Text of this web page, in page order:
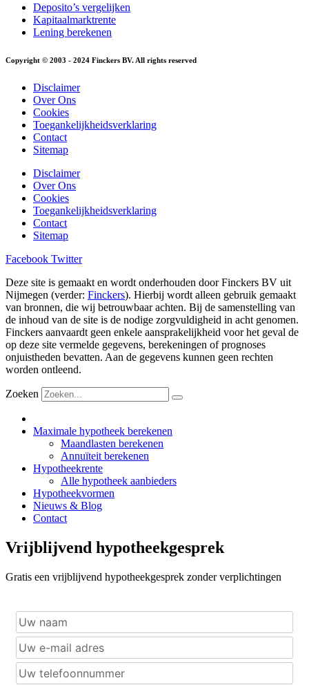
Deposito’s vergelijken
Kapitaalmarktrente
Lening berekenen
Copyright © 2003 - 2024 Finckers BV. All rights reserved
Disclaimer
Over Ons
Cookies
Toegankelijkheidsverklaring
Contact
Sitemap
Disclaimer
Over Ons
Cookies
Toegankelijkheidsverklaring
Contact
Sitemap
Facebook Twitter
Deze site is gemaakt en wordt onderhouden door Finckers BV uit
Nijmegen (verder: Finckers). Hierbij wordt alleen gebruik gemaakt
van bronnen, die wij betrouwbaar achten. Bij de samenstelling van
de inhoud van de site is de nodige zorgvuldigheid in acht genomen.
Finckers aanvaardt geen enkele aansprakelijkheid voor het geval de
op deze site vermelde gegevens, berekeningen of prognoses
onjuistheden bevatten. Aan de gegevens kunnen geen rechten
worden ontleend.
Zoeken
Maximale hypotheek berekenen
Maandlasten berekenen
Annuïteit berekenen
Hypotheekrente
Alle hypotheek aanbieders
Hypotheekvormen
Nieuws & Blog
Contact
Vrijblijvend hypotheekgesprek
Gratis een vrijblijvend hypotheekgesprek zonder verplichtingen